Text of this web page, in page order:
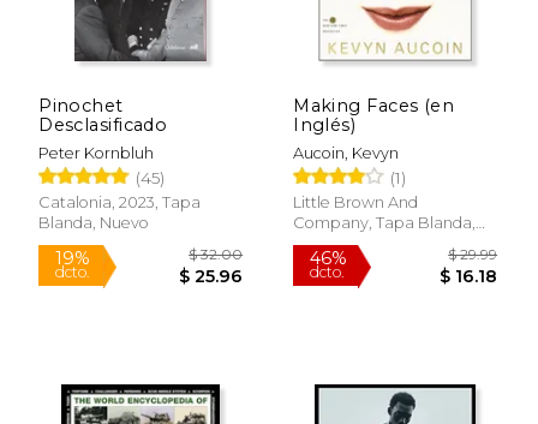
50%
dcto.
35%
Pinochet
Desclasificado
Peter Kornbluh
(45)
Catalonia, 2023, Tapa
Blanda, Nuevo
Making Faces (en
Inglés)
Aucoin, Kevyn
(1)
Little Brown And
Company, Tapa Blanda,
Nuevo